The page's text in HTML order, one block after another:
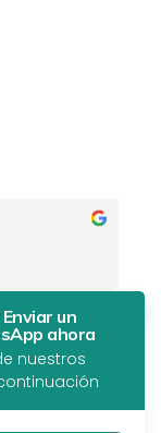
y
un
ahora
nuestros